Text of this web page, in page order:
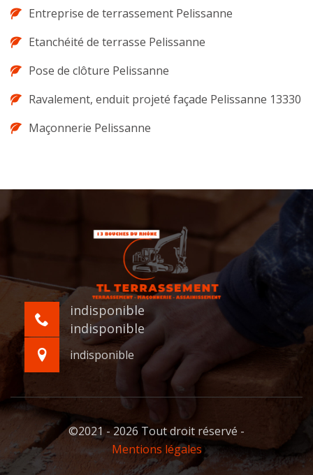
Entreprise de terrassement Pelissanne
Etanchéité de terrasse Pelissanne
Pose de clôture Pelissanne
Ravalement, enduit projeté façade Pelissanne 13330
Maçonnerie Pelissanne
indisponible
indisponible
indisponible
©2021 - 2026 Tout droit réservé -
Mentions légales